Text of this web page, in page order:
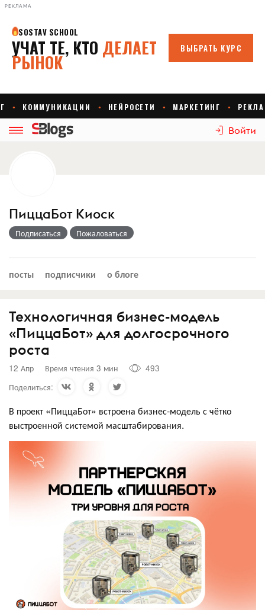
РЕКЛАМА
Войти
ПиццаБот Киоск
Подписаться Пожаловаться
посты подписчики о блоге
Технологичная бизнес-модель
«ПиццаБот» для долгосрочного
роста
12 Апр Время чтения 3 мин
493
Поделиться:
В проект «ПиццаБот» встроена бизнес-модель с чётко
выстроенной системой масштабирования.